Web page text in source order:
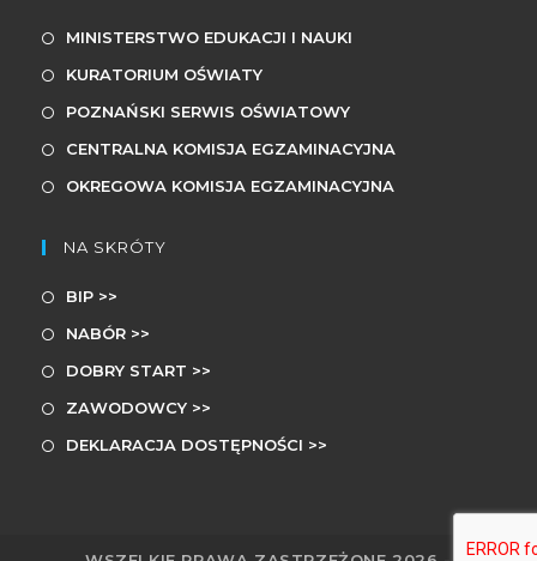
MINISTERSTWO EDUKACJI I NAUKI
KURATORIUM OŚWIATY
POZNAŃSKI SERWIS OŚWIATOWY
CENTRALNA KOMISJA EGZAMINACYJNA
OKREGOWA KOMISJA EGZAMINACYJNA
NA SKRÓTY
BIP >>
NABÓR >>
DOBRY START >>
ZAWODOWCY >>
DEKLARACJA DOSTĘPNOŚCI >>